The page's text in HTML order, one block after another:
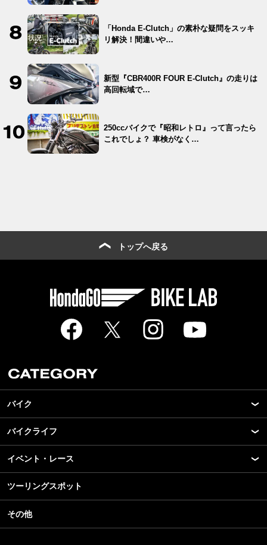
「Honda E-Clutch」の素朴な疑問をスッキ
リ解決！間違いや…
新型『CBR400R FOUR E-Clutch』の走りは
高回転域で…
250ccバイクで『昭和レトロ』って言ったら
これでしょ？ 車検がなく…
トップへ戻る
バイク
New Model Show
モデル情報
カスタマイズパーツ
テクノロジー
名車・旧車
ビジネス
バイクライフ
アプリ
ライディングギア
ツーリング
アウトドア
イベント・レース
モータースポーツ
イベント
スクール・レッスン
ツーリングスポット
その他